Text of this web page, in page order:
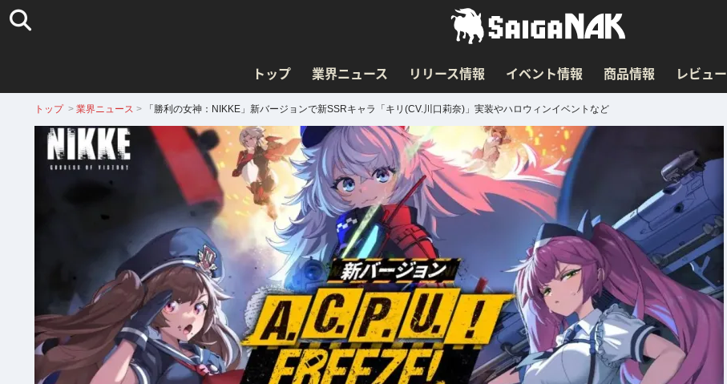
トップ 業界ニュース リリース情報 イベント情報 商品情報 レビュー
トップ > 業界ニュース > 「勝利の女神：NIKKE」新バージョンで新SSRキャラ「キリ(CV.川口莉奈)」実装やハロウィンイベントなど